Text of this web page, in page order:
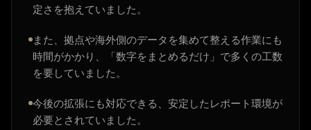
定さを抱えていました。
また、拠点や海外側のデータを集めて整える作業にも
時間がかかり、「数字をまとめるだけ」で多くの工数
を要していました。
今後の拡張にも対応できる、安定したレポート環境が
必要とされていました。